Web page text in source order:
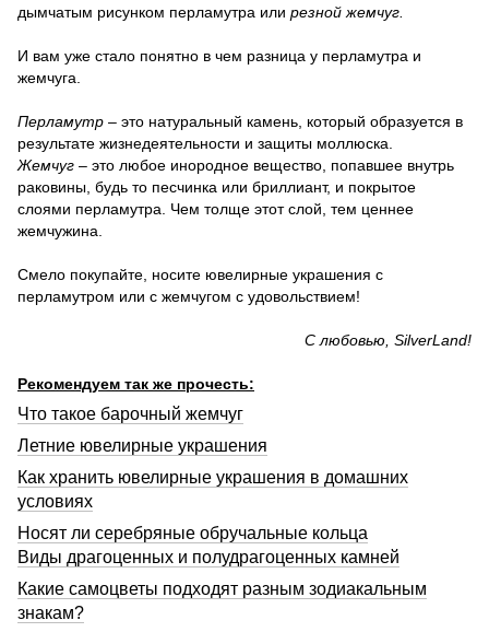
дымчатым рисунком перламутра или резной жемчуг.
И вам уже стало понятно в чем разница у перламутра и
жемчуга.
Перламутр – это натуральный камень, который образуется в
результате жизнедеятельности и защиты моллюска.
Жемчуг – это любое инородное вещество, попавшее внутрь
раковины, будь то песчинка или бриллиант, и покрытое
слоями перламутра. Чем толще этот слой, тем ценнее
жемчужина.
Смело покупайте, носите ювелирные украшения с
перламутром или с жемчугом с удовольствием!
С любовью, SilverLand!
Рекомендуем так же прочесть:
Что такое барочный жемчуг
Летние ювелирные украшения
Как хранить ювелирные украшения в домашних
условиях
Носят ли серебряные обручальные кольца
Виды драгоценных и полудрагоценных камней
Какие самоцветы подходят разным зодиакальным
знакам?